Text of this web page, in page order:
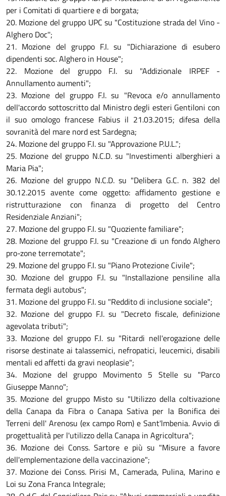
per i Comitati di quartiere e di borgata;
20. Mozione del gruppo UPC su "Costituzione strada del Vino -
Alghero Doc'';
21. Mozione del gruppo F.I. su "Dichiarazione di esubero
dipendenti soc. Alghero in House";
22. Mozione del gruppo F.I. su "Addizionale IRPEF -
Annullamento aumenti";
23. Mozione del gruppo F.I. su "Revoca e/o annullamento
dell'accordo sottoscritto dal Ministro degli esteri Gentiloni con
il suo omologo francese Fabius il 21.03.2015; difesa della
sovranità del mare nord est Sardegna;
24. Mozione del gruppo F.I. su "Approvazione P.U.L.";
25. Mozione del gruppo N.C.D. su "Investimenti alberghieri a
Maria Pia";
26. Mozione del gruppo N.C.D. su "Delibera G.C. n. 382 del
30.12.2015 avente come oggetto: affidamento gestione e
ristrutturazione con finanza di progetto del Centro
Residenziale Anziani";
27. Mozione del gruppo F.I. su "Quoziente familiare";
28. Mozione del gruppo F.I. su "Creazione di un fondo Alghero
pro-zone terremotate";
29. Mozione del gruppo F.I. su "Piano Protezione Civile";
30. Mozione del gruppo F.I. su "Installazione pensiline alla
fermata degli autobus";
31. Mozione del gruppo F.I. su "Reddito di inclusione sociale";
32. Mozione del gruppo F.I. su "Decreto fiscale, definizione
agevolata tributi";
33. Mozione del gruppo F.I. su "Ritardi nell'erogazione delle
risorse destinate ai talassemici, nefropatici, leucemici, disabili
mentali ed affetti da gravi neoplasie";
34. Mozione del gruppo Movimento 5 Stelle su "Parco
Giuseppe Manno";
35. Mozione del gruppo Misto su "Utilizzo della coltivazione
della Canapa da Fibra o Canapa Sativa per la Bonifica dei
Terreni dell' Arenosu (ex campo Rom) e Sant'lmbenia. Avvio di
progettualità per l'utilizzo della Canapa in Agricoltura";
36. Mozione dei Conss. Sartore e più su "Misure a favore
dell'emplementazione della vaccinazione";
37. Mozione dei Conss. Pirisi M., Camerada, Pulina, Marino e
Loi su Zona Franca Integrale;